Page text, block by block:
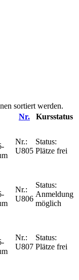
sortiert werden.
Nr. Kursstatus
Nr.:
U805
Status:
Plätze frei
Nr.:
U806
Status:
Anmeldung
möglich
Nr.:
U807
Status:
Plätze frei